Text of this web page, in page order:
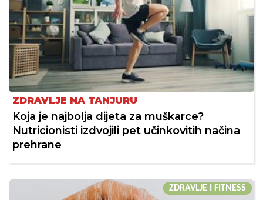
ZDRAVLJE NA TANJURU
Koja je najbolja dijeta za muškarce?
Nutricionisti izdvojili pet učinkovitih načina
prehrane
ZDRAVLJE I FITNESS